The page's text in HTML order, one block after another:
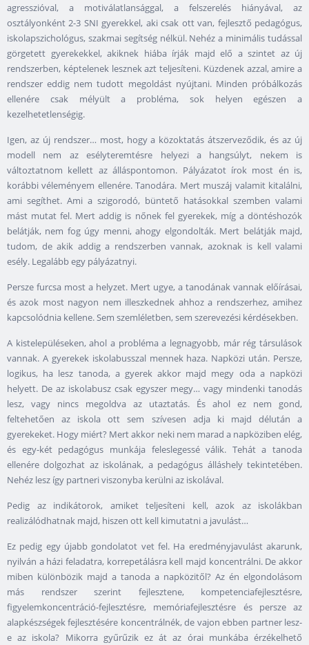
agresszióval, a motiválatlansággal, a felszerelés hiányával, az
osztályonként 2-3 SNI gyerekkel, aki csak ott van, fejlesztő pedagógus,
iskolapszichológus, szakmai segítség nélkül. Nehéz a minimális tudással
görgetett gyerekekkel, akiknek hiába írják majd elő a szintet az új
rendszerben, képtelenek lesznek azt teljesíteni. Küzdenek azzal, amire a
rendszer eddig nem tudott megoldást nyújtani. Minden próbálkozás
ellenére csak mélyült a probléma, sok helyen egészen a
kezelhetetlenségig.
Igen, az új rendszer… most, hogy a közoktatás átszerveződik, és az új
modell nem az esélyteremtésre helyezi a hangsúlyt, nekem is
változtatnom kellett az álláspontomon. Pályázatot írok most én is,
korábbi véleményem ellenére. Tanodára. Mert muszáj valamit kitalálni,
ami segíthet. Ami a szigorodó, büntető hatásokkal szemben valami
mást mutat fel. Mert addig is nőnek fel gyerekek, míg a döntéshozók
belátják, nem fog úgy menni, ahogy elgondolták. Mert belátják majd,
tudom, de akik addig a rendszerben vannak, azoknak is kell valami
esély. Legalább egy pályázatnyi.
Persze furcsa most a helyzet. Mert ugye, a tanodának vannak előírásai,
és azok most nagyon nem illeszkednek ahhoz a rendszerhez, amihez
kapcsolódnia kellene. Sem szemléletben, sem szerevezési kérdésekben.
A kistelepüléseken, ahol a probléma a legnagyobb, már rég társulások
vannak. A gyerekek iskolabusszal mennek haza. Napközi után. Persze,
logikus, ha lesz tanoda, a gyerek akkor majd megy oda a napközi
helyett. De az iskolabusz csak egyszer megy… vagy mindenki tanodás
lesz, vagy nincs megoldva az utaztatás. És ahol ez nem gond,
feltehetően az iskola ott sem szívesen adja ki majd délután a
gyerekeket. Hogy miért? Mert akkor neki nem marad a napköziben elég,
és egy-két pedagógus munkája feleslegessé válik. Tehát a tanoda
ellenére dolgozhat az iskolának, a pedagógus álláshely tekintetében.
Nehéz lesz így partneri viszonyba kerülni az iskolával.
Pedig az indikátorok, amiket teljesíteni kell, azok az iskolákban
realizálódhatnak majd, hiszen ott kell kimutatni a javulást…
Ez pedig egy újabb gondolatot vet fel. Ha eredményjavulást akarunk,
nyilván a házi feladatra, korrepetálásra kell majd koncentrálni. De akkor
miben különbözik majd a tanoda a napközitől? Az én elgondolásom
más rendszer szerint fejlesztene, kompetenciafejlesztésre,
figyelemkoncentráció-fejlesztésre, memóriafejlesztésre és persze az
alapkészségek fejlesztésére koncentrálnék, de vajon ebben partner lesz-
e az iskola? Mikorra gyűrűzik ez át az órai munkába érzékelhető